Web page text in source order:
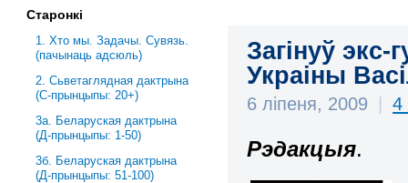
Загінуў
Украіны
6 ліпеня, 2009 | 4
Рэдакцыя.
Старонкі
1. Хто мы. Задачы. Сувязь.
(пачынаць адсюль)
2. Сьветаглядная дактрына
(С-прынцыпы: 20+)
3a. Беларуская дактрына
(Д-прынцыпы: 1-50)
3б. Беларуская дактрына
(Д-прынцыпы: 51-100)